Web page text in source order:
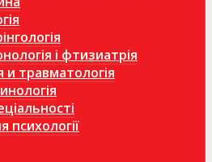
і фтизиатрія
и травматологія
психології